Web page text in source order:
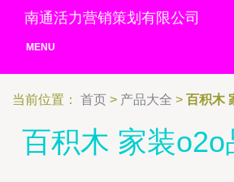
南通活力营销策划有限公司
MENU
当前位置： 首页 > 产品大全 > 百积木
百积木 家装o2o